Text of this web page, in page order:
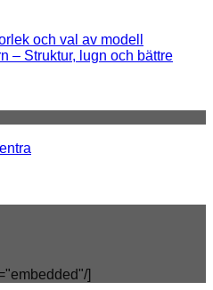
och val av modell
– Struktur, lugn och bättre
]